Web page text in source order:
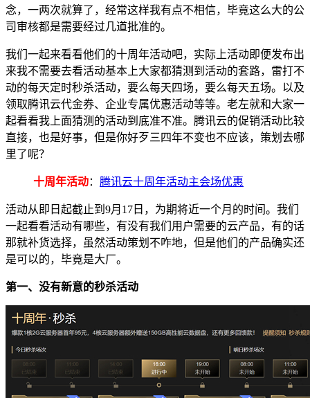
念，一两次就算了，经常这样我有点不相信，毕竟这么大的公
司审核都是需要经过几道批准的。
我们一起来看看他们的十周年活动吧，实际上活动即便发布出
来我不需要去看活动基本上大家都猜测到活动的套路，雷打不
动的每天定时秒杀活动，要么每天四场，要么每天五场。以及
领取腾讯云代金券、企业专属优惠活动等等。老左就和大家一
起看看我上面猜测的活动到底准不准。腾讯云的促销活动比较
直接，也是好事，但是你好歹三四年不变也不应该，策划去哪
里了呢？
十周年活动： 腾讯云十周年活动主会场优惠
活动从即日起截止到9月17日，为期将近一个月的时间。我们
一起看看活动有哪些，有没有我们用户需要的云产品，有的话
那就补货选择，虽然活动策划不咋地，但是他们的产品确实还
是可以的，毕竟是大厂。
第一、没有新意的秒杀活动